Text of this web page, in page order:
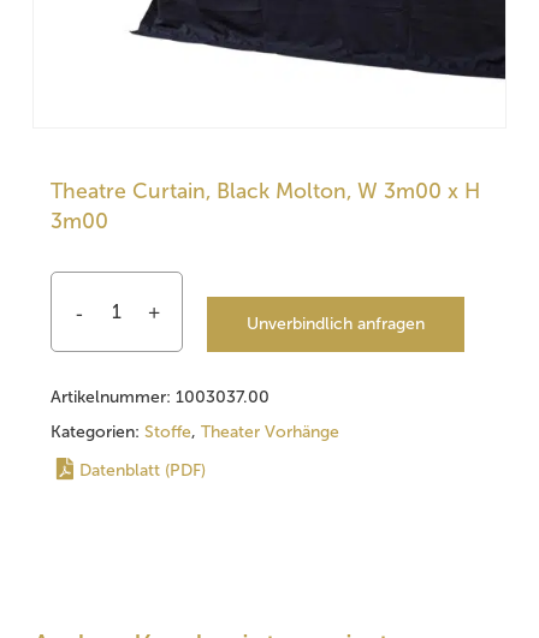
Theatre Curtain, Black Molton, W 3m00 x H
3m00
Unverbindlich anfragen
Artikelnummer: 1003037.00
Kategorien: Stoffe, Theater Vorhänge
Datenblatt (PDF)